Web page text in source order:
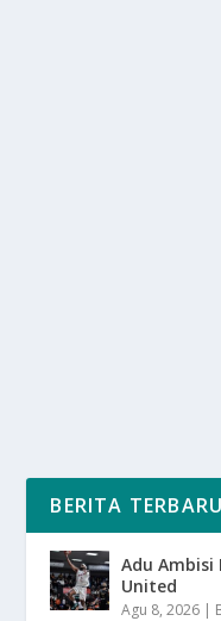
BERITA TERBARU
Adu Ambisi
United
Agu 8, 2026 |